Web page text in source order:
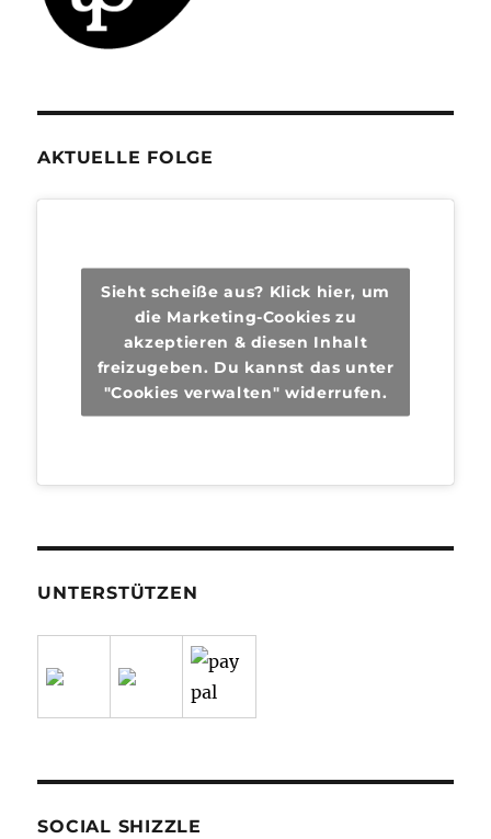
AKTUELLE FOLGE
Sieht scheiße aus? Klick hier, um
die Marketing-Cookies zu
akzeptieren & diesen Inhalt
freizugeben. Du kannst das unter
"Cookies verwalten" widerrufen.
UNTERSTÜTZEN
SOCIAL SHIZZLE